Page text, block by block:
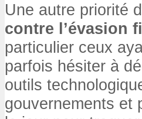
Une autre priorité
contre l’évasion
particulier ceux
parfois hésiter à
outils
gouvernements et